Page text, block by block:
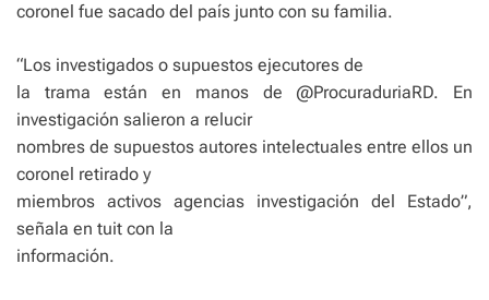
coronel fue sacado del país junto con su familia.
“Los investigados o supuestos ejecutores de
la trama están en manos de @ProcuraduriaRD. En
investigación salieron a relucir
nombres de supuestos autores intelectuales entre ellos un
coronel retirado y
miembros activos agencias investigación del Estado”,
señala en tuit con la
información.